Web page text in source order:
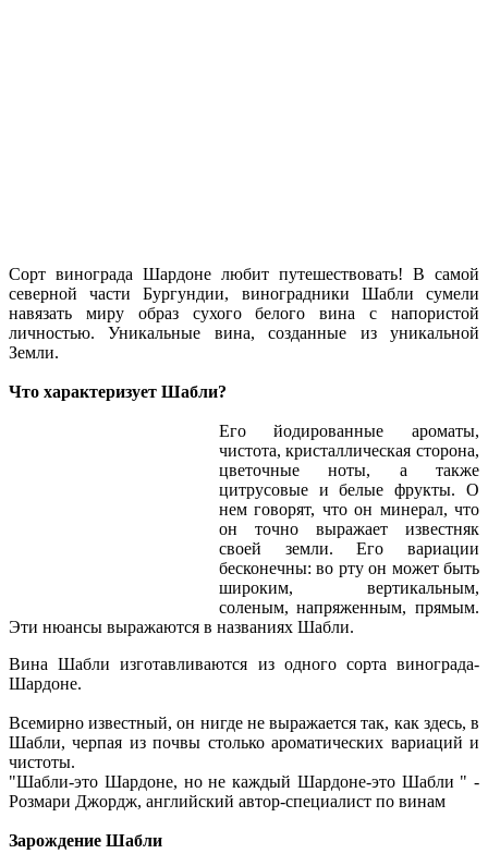
Сорт винограда Шардоне любит путешествовать! В самой
северной части Бургундии, виноградники Шабли сумели
навязать миру образ сухого белого вина с напористой
личностью. Уникальные вина, созданные из уникальной
Земли.
Что характеризует Шабли?
Его йодированные ароматы,
чистота, кристаллическая сторона,
цветочные ноты, а также
цитрусовые и белые фрукты. О
нем говорят, что он минерал, что
он точно выражает известняк
своей земли. Его вариации
бесконечны: во рту он может быть
широким, вертикальным,
соленым, напряженным, прямым.
Эти нюансы выражаются в названиях Шабли.
Вина Шабли изготавливаются из одного сорта винограда-
Шардоне.
Всемирно известный, он нигде не выражается так, как здесь, в
Шабли, черпая из почвы столько ароматических вариаций и
чистоты.
"Шабли-это Шардоне, но не каждый Шардоне-это Шабли " -
Розмари Джордж, английский автор-специалист по винам
Зарождение Шабли